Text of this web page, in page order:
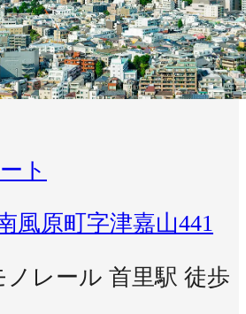
ト
風原町字津嘉山441
ノレール 首里駅 徒歩